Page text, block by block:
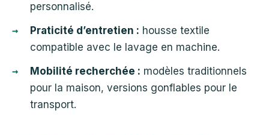
personnalisé.
Praticité d’entretien : housse textile
compatible avec le lavage en machine.
Mobilité recherchée : modèles traditionnels
pour la maison, versions gonflables pour le
transport.